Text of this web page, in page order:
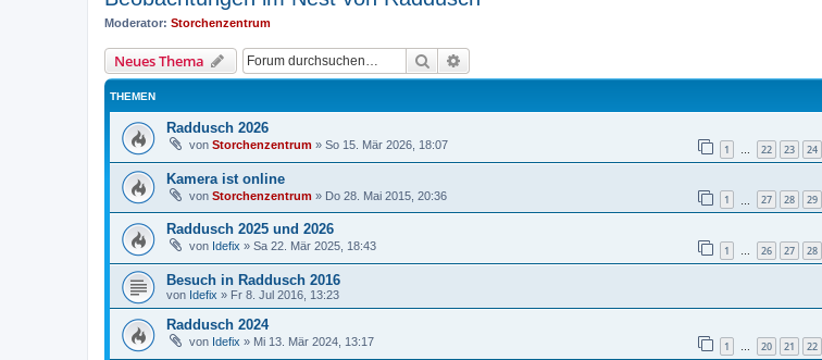
Moderator: Storchenzentrum
Neues Thema Suche
THEMEN
Raddusch 2026
von Storchenzentrum » So 15. Mär 2026, 18:07 1 … 22 23 24
Kamera ist online
von Storchenzentrum » Do 28. Mai 2015, 20:36 1 27 28 29
Raddusch 2025 und 2026
von Idefix » Sa 22. Mär 2025, 18:43 1 … 26 27 28
Besuch in Raddusch 2016
von Idefix » Fr 8. Jul 2016, 13:23
Raddusch 2024
von Idefix » Mi 13. Mär 2024, 13:17 1 … 20 21 22